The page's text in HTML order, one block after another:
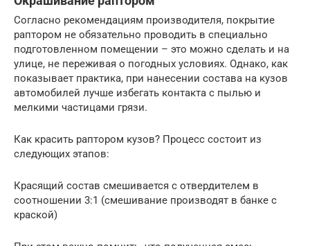
Согласно рекомендациям производителя, покрытие
раптором не обязательно проводить в специально
подготовленном помещении – это можно сделать и на
улице, не переживая о погодных условиях. Однако, как
показывает практика, при нанесении состава на кузов
автомобилей лучше избегать контакта с пылью и
мелкими частицами грязи.
Как красить раптором кузов? Процесс состоит из
следующих этапов:
Красящий состав смешивается с отвердителем в
соотношении 3:1 (смешивание производят в банке с
краской)